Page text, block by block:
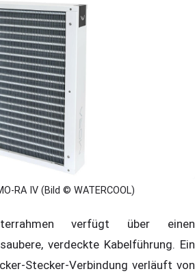
RA IV (Bild © WATERCOOL)
verfügt über einen
verdeckte Kabelführung. Ein
Stecker-Verbindung verläuft von